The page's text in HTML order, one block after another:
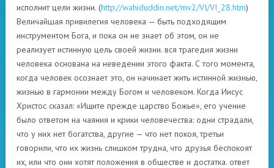
исполнит цели жизни. (http://wahiduddin.net/mv2/VI/VI_28.htm)
Величайшая привилегия человека — быть подходящим
инструментом Бога, и пока он не знает об этом, он не
реализует истинную цель своей жизни. вся трагедия жизни
человека основана на неведении этого факта. С того момента,
когда человек осознает это, он начинает жить истинной жизнью,
жизнью в гармонии между Богом и человеком. Когда Иисус
Христос сказал: «Ищите прежде царство Божье», его учение
было ответом на чаяния и крики человечества: одни страдали,
что у них нет богатства, другие — что нет покоя, третьи
говорили, что их жизнь слишком трудна, что друзья беспокоят
их, или что они хотят положения в обществе и достатка. ответ